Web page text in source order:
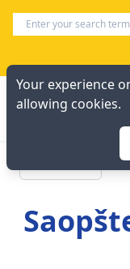
Your experience
allowing cookies.